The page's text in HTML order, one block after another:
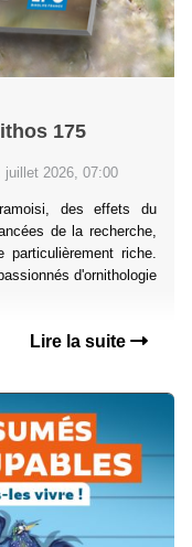
175
juillet 2026, 07:00
des effets du
de la recherche,
particulièrement riche.
d'ornithologie
Lire la suite